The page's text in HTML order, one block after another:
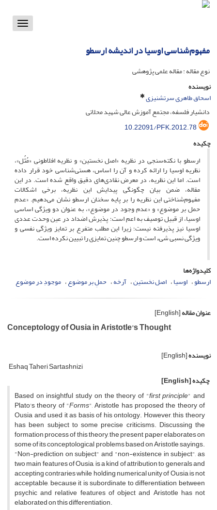
Toggle
مفهوم‌شناسی اوسیا در اندیشه ارسطو
نوع مقاله : مقاله علمی پژوهشی
نویسنده
اسحاق طاهری سرتشنیزی
دانشیار فلسفه، مجتمع آموزش عالی شهید محلاتی
10.22091/PFK.2012.78
چکیده
ارسطو با نکته‌سنجی در نظریه «اصل نخستین» و نظریه افلاطونی «مُثُل»،
نظریه اوسیا را ارائه کرده و آن را اساس، هستی‌شناسی خود قرار داده
است. اما این نظریه، در معرض نقادی‌های دقیق واقع شده است. در این
مقاله، ضمن بیان چگونگی پیدایش این نظریه، برخی اشکالات
مفهوم‌شناختی این نظریه را بر پایه سخنان ارسطو نشان می‌دهیم. «عدم
حمل بر موضوع» و «عدم وجود در موضوع»، به عنوان دو ویژگی اساسی
اوسیا، از قبیل توصیف به اعم است؛ پذیرش اضداد در عین وحدت عددی
اوسیا نیز پذیرفته نیست؛ زیرا این مطلب متفرع بر تمایز ویژگی نفسی و
ویژگی نسبی شیء است و ارسطو چنین تمایزی را تبیین نکرده است.
کلیدواژه‌ها
ارسطو اوسیا اصل نخستین آرخه حملِ بر موضوع موجودِ در موضوع
عنوان مقاله[English]
Conceptology of Ousia in Aristotle's Thought
نویسنده[English]
Eshaq Taheri Sartashnizi
چکیده[English]
Based on insightful study on the theory of "first principle" and
Plato's theory of "Forms", Aristotle has proposed the theory of
Ousia and used it as basis of his ontology. However, this theory
has been subject to some precise criticisms. Discussing the
formation process of this theory, the present paper elaborates on
some of its conceptological problems based on Aristotle sayings.
"Non-prediction on subject" and "non-existence in subject", as
two main features of Ousia, is a kind of attribution to generals and
accepting contraries while holding numerical unity of Ousia is not
acceptable, because it is subordinate to differentiation between
psychic and relative features of object and Aristotle has not
elaborated on this differentiation.